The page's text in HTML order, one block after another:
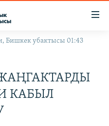
Бишкек убактысы 01:43
КАБЫЛ